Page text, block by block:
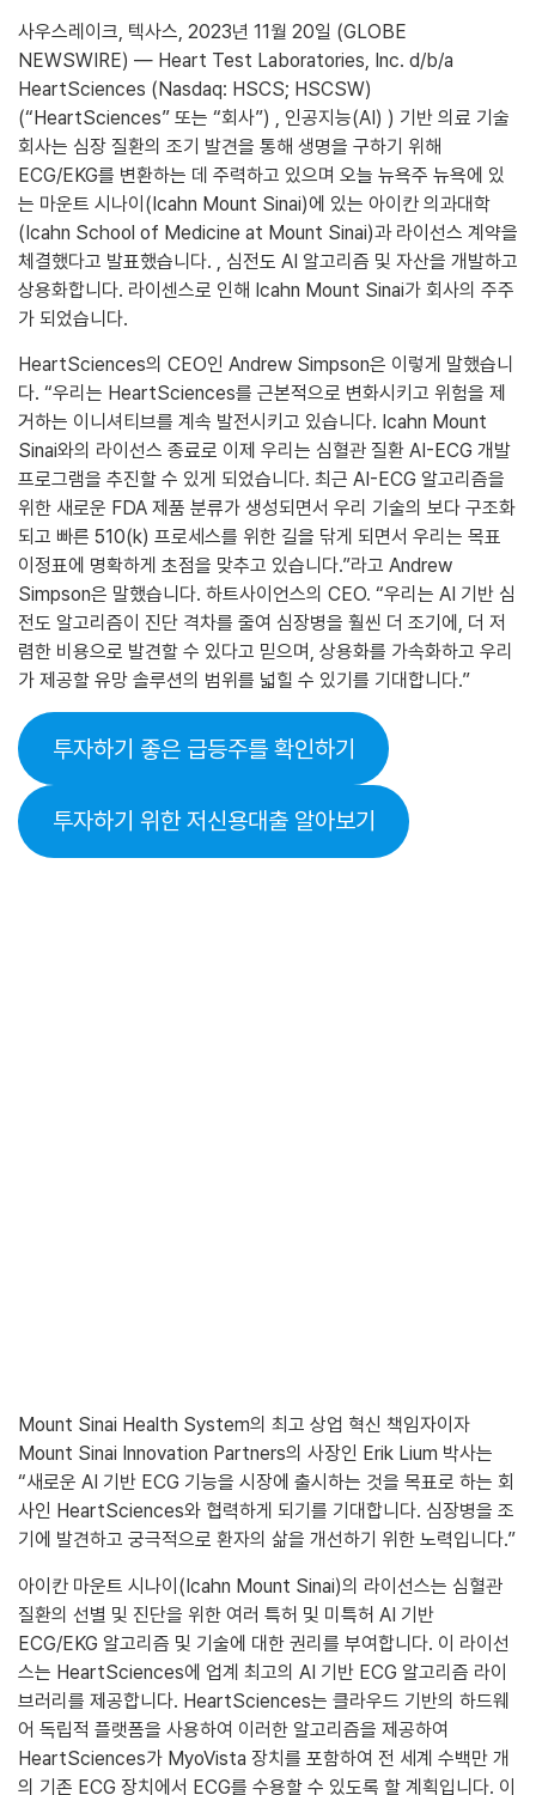
사우스레이크, 텍사스, 2023년 11월 20일 (GLOBE
NEWSWIRE) — Heart Test Laboratories, Inc. d/b/a
HeartSciences (Nasdaq: HSCS; HSCSW)
(“HeartSciences” 또는 “회사”) , 인공지능(AI) ) 기반 의료 기술
회사는 심장 질환의 조기 발견을 통해 생명을 구하기 위해
ECG/EKG를 변환하는 데 주력하고 있으며 오늘 뉴욕주 뉴욕에 있
는 마운트 시나이(Icahn Mount Sinai)에 있는 아이칸 의과대학
(Icahn School of Medicine at Mount Sinai)과 라이선스 계약을
체결했다고 발표했습니다. , 심전도 AI 알고리즘 및 자산을 개발하고
상용화합니다. 라이센스로 인해 Icahn Mount Sinai가 회사의 주주
가 되었습니다.
HeartSciences의 CEO인 Andrew Simpson은 이렇게 말했습니
다. “우리는 HeartSciences를 근본적으로 변화시키고 위험을 제
거하는 이니셔티브를 계속 발전시키고 있습니다. Icahn Mount
Sinai와의 라이선스 종료로 이제 우리는 심혈관 질환 AI-ECG 개발
프로그램을 추진할 수 있게 되었습니다. 최근 AI-ECG 알고리즘을
위한 새로운 FDA 제품 분류가 생성되면서 우리 기술의 보다 구조화
되고 빠른 510(k) 프로세스를 위한 길을 닦게 되면서 우리는 목표
이정표에 명확하게 초점을 맞추고 있습니다.”라고 Andrew
Simpson은 말했습니다. 하트사이언스의 CEO. “우리는 AI 기반 심
전도 알고리즘이 진단 격차를 줄여 심장병을 훨씬 더 조기에, 더 저
렴한 비용으로 발견할 수 있다고 믿으며, 상용화를 가속화하고 우리
가 제공할 유망 솔루션의 범위를 넓힐 수 있기를 기대합니다.”
투자하기 좋은 급등주를 확인하기
투자하기 위한 저신용대출 알아보기
Mount Sinai Health System의 최고 상업 혁신 책임자이자
Mount Sinai Innovation Partners의 사장인 Erik Lium 박사는
“새로운 AI 기반 ECG 기능을 시장에 출시하는 것을 목표로 하는 회
사인 HeartSciences와 협력하게 되기를 기대합니다. 심장병을 조
기에 발견하고 궁극적으로 환자의 삶을 개선하기 위한 노력입니다.”
아이칸 마운트 시나이(Icahn Mount Sinai)의 라이선스는 심혈관
질환의 선별 및 진단을 위한 여러 특허 및 미특허 AI 기반
ECG/EKG 알고리즘 및 기술에 대한 권리를 부여합니다. 이 라이선
스는 HeartSciences에 업계 최고의 AI 기반 ECG 알고리즘 라이
브러리를 제공합니다. HeartSciences는 클라우드 기반의 하드웨
어 독립적 플랫폼을 사용하여 이러한 알고리즘을 제공하여
HeartSciences가 MyoVista 장치를 포함하여 전 세계 수백만 개
의 기존 ECG 장치에서 ECG를 수용할 수 있도록 할 계획입니다. 이